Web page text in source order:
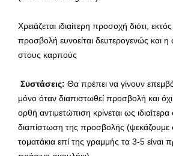
Χρειάζεται ιδιαίτερη προσοχή διότι,
προσβολή ευνοείται δευτερογενώς και
στους καρπούς
Συστάσεις: Θα πρέπει να γίνουν
μόνο όταν διαπιστωθεί προσβολή και
ορθή αντιμετώπιση κρίνεται ως
διαπίστωση της προσβολής (ψεκάζουμε
τοματάκια επί της γραμμής τα 3-5